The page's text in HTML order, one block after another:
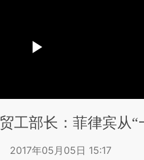
工部长：菲律宾从
2017年05月05日 15:17